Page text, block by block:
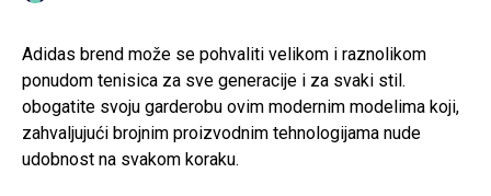
Adidas brend može se pohvaliti velikom i raznolikom
ponudom tenisica za sve generacije i za svaki stil.
obogatite svoju garderobu ovim modernim modelima koji,
zahvaljujući brojnim proizvodnim tehnologijama nude
udobnost na svakom koraku.